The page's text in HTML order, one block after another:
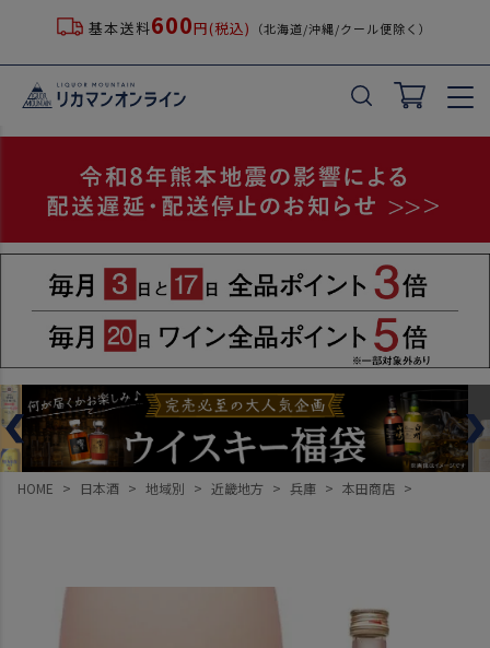
基本送料600円(税込) （北海道/沖縄/クール便除く）
HOME 日本酒 地域別 近畿地方 兵庫 本田商店